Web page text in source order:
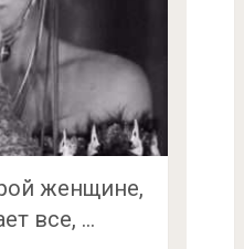
женщине,
все, …